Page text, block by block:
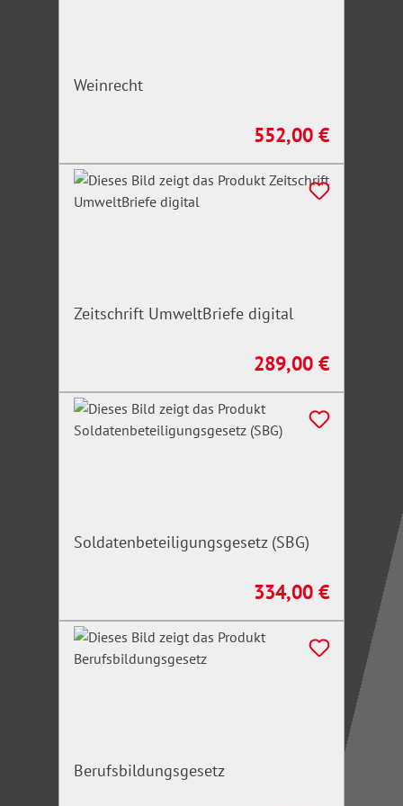
Weinrecht
Regulärer Preis:
552,00 €
Zeitschrift UmweltBriefe digital
Regulärer Preis:
289,00 €
Soldatenbeteiligungsgesetz (SBG)
Regulärer Preis:
334,00 €
Berufsbildungsgesetz